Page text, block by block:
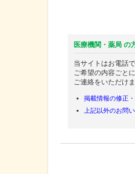
医療機関・薬局 の
当サイトはお電話
ご希望の内容ごと
ご連絡をいただけ
掲載情報の修正
上記以外のお問